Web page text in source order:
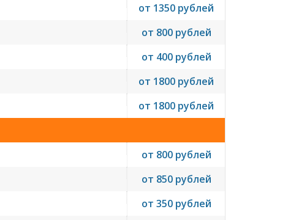
от 1350 рублей
от 800 рублей
от 400 рублей
от 1800 рублей
от 1800 рублей
от 800 рублей
от 850 рублей
от 350 рублей